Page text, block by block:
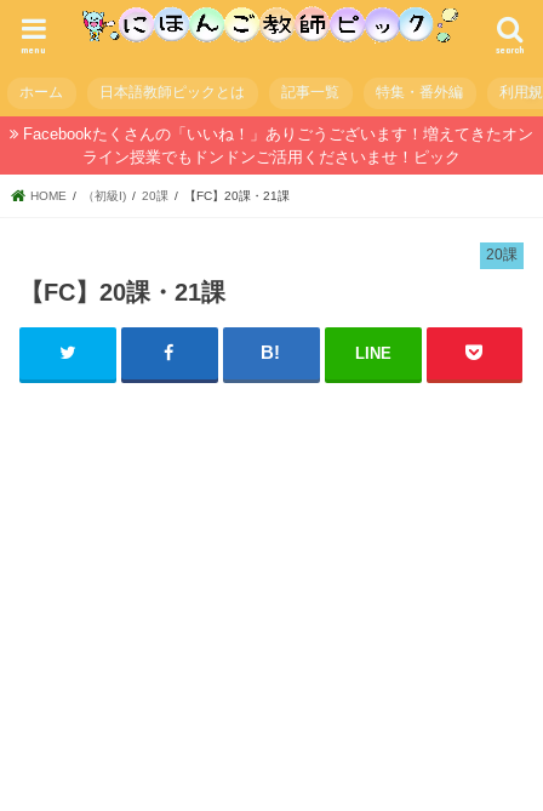
search
menu
ホーム 日本語教師ピックとは 記事一覧 特集・番外編 利用
Facebookたくさんの「いいね！」ありごうございます！増えてきたオン
ライン授業でもドンドンご活用くださいませ！ピック
HOME （初級I) 20課 【FC】20課・21課
20課
【FC】20課・21課
LINE